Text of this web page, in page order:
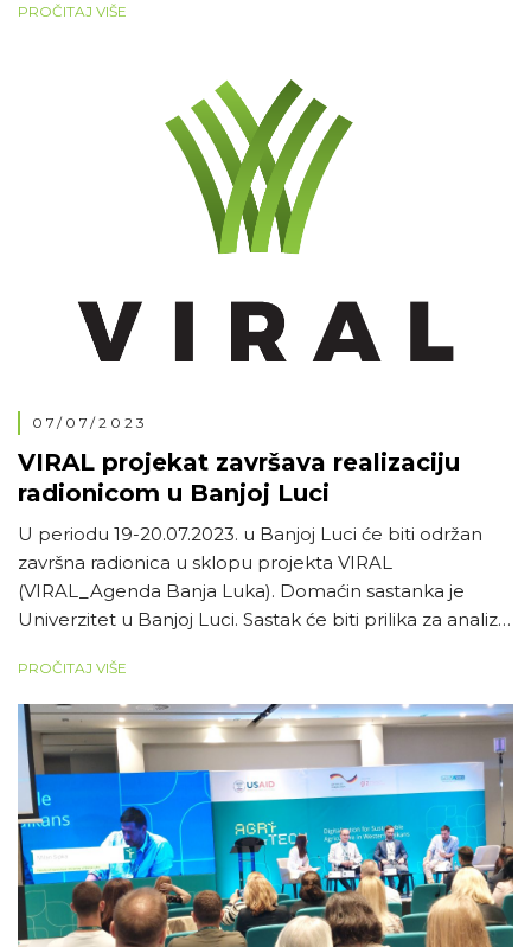
aktivnostima u ovom sektoru. Učesnike radionice je na
međuuniverzitetsku saradnju […]
PROČITAJ VIŠE
07/07/2023
VIRAL projekat završava realizaciju
radionicom u Banjoj Luci
U periodu 19-20.07.2023. u Banjoj Luci će biti održan
završna radionica u sklopu projekta VIRAL
(VIRAL_Agenda Banja Luka). Domaćin sastanka je
Univerzitet u Banjoj Luci. Sastak će biti prilika za analizu
budućim zajedničkim aktivnostima u ovom sektoru. U
prvi plan radionice biće mladi saradnici koji se aktivno
[…]
PROČITAJ VIŠE